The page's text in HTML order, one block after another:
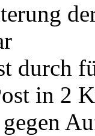
durch
in 2